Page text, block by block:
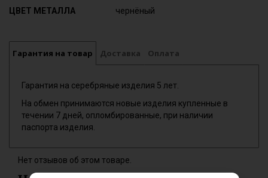
ЦВЕТ МЕТАЛЛА чернёный
Гарантия на товар Доставка Оплата
Гарантия на серебряные изделия 5 лет.
На обмен принимаются новые изделия купленные в
течении 7 дней, опломбированные, при наличии
паспорта изделия.
Нет отзывов об этом товаре.